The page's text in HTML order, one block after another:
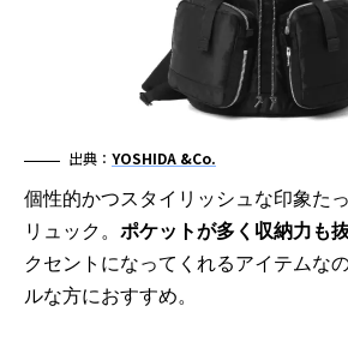
出典： YOSHIDA &Co.
個性的かつスタイリッシュな印象た
リュック。 ポケットが多く収納力も抜
クセントになってくれるアイテムな
ルな方におすすめ。